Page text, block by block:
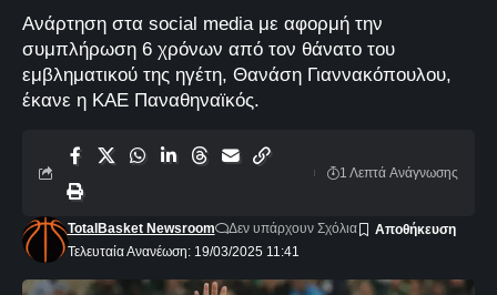
Ανάρτηση στα social media με αφορμή την
συμπλήρωση 6 χρόνων από τον θάνατο του
εμβληματικού της ηγέτη, Θανάση Γιαννακόπουλου,
έκανε η ΚΑΕ Παναθηναϊκός.
Τελευταία Ανανέωση: 19/03/2025 11:41
TotalBasket Newsroom Δεν υπάρχουν Σχόλια
1 Λεπτά Aνάγνωσης